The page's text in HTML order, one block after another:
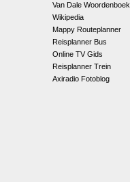
Van Dale Woordenboek
Wikipedia
Mappy Routeplanner
Reisplanner Bus
Online TV Gids
Reisplanner Trein
Axiradio Fotoblog